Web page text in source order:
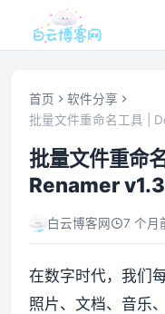
首页
网站源码
软件仓库
主题插件
首页
软件分享
批量文件重命名工具 |
批量文件重命
Renamer
白云博客网 7 个月
在数字时代，我们
照片、文档、音乐